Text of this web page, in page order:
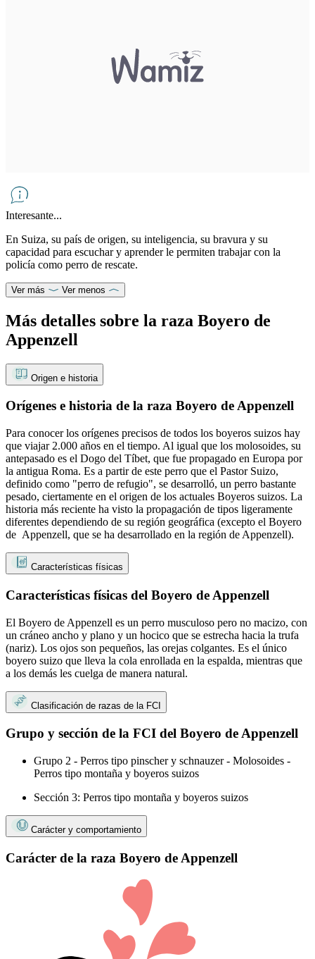
Interesante...
En Suiza, su país de origen, su inteligencia, su bravura y su
capacidad para escuchar y aprender le permiten trabajar con la
policía como perro de rescate.
Ver más Ver menos
Más detalles sobre la raza Boyero de
Appenzell
Origen e historia
Orígenes e historia de la raza Boyero de Appenzell
Para conocer los orígenes precisos de todos los boyeros suizos hay
que viajar 2.000 años en el tiempo. Al igual que los molosoides, su
antepasado es el Dogo del Tíbet, que fue propagado en Europa por
la antigua Roma. Es a partir de este perro que el Pastor Suizo,
definido como "perro de refugio", se desarrolló, un perro bastante
pesado, ciertamente en el origen de los actuales Boyeros suizos. La
historia más reciente ha visto la propagación de tipos ligeramente
diferentes dependiendo de su región geográfica (excepto el Boyero
de Appenzell, que se ha desarrollado en la región de Appenzell).
Características físicas
Características físicas del Boyero de Appenzell
El Boyero de Appenzell es un perro musculoso pero no macizo, con
un cráneo ancho y plano y un hocico que se estrecha hacia la trufa
(nariz). Los ojos son pequeños, las orejas colgantes. Es el único
boyero suizo que lleva la cola enrollada en la espalda, mientras que
a los demás les cuelga de manera natural.
Clasificación de razas de la FCI
Grupo y sección de la FCI del Boyero de Appenzell
Grupo 2 - Perros tipo pinscher y schnauzer - Molosoides -
Perros tipo montaña y boyeros suizos
Sección 3: Perros tipo montaña y boyeros suizos
Carácter y comportamiento
Carácter de la raza Boyero de Appenzell